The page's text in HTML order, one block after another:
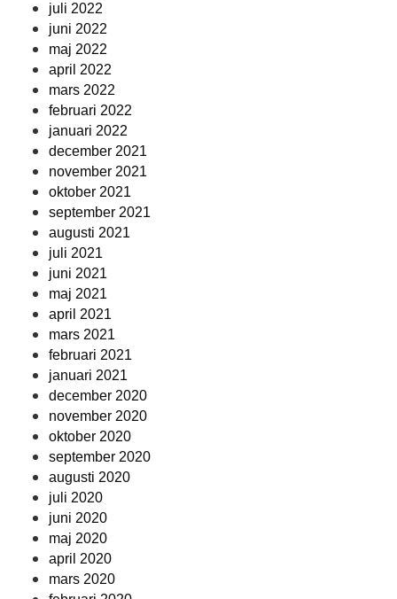
juli 2022
juni 2022
maj 2022
april 2022
mars 2022
februari 2022
januari 2022
december 2021
november 2021
oktober 2021
september 2021
augusti 2021
juli 2021
juni 2021
maj 2021
april 2021
mars 2021
februari 2021
januari 2021
december 2020
november 2020
oktober 2020
september 2020
augusti 2020
juli 2020
juni 2020
maj 2020
april 2020
mars 2020